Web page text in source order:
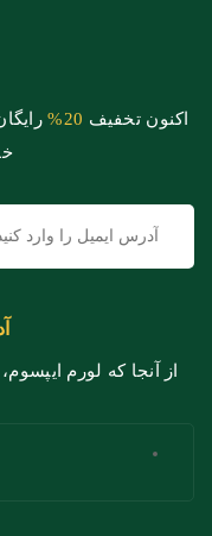
اکنون تخفیف 20%
از آنجا که لورم